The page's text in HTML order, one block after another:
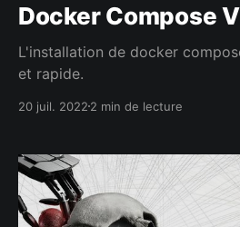
Docker Compose
L'installation de docker
et rapide.
20 juil. 2022 2 min de lecture